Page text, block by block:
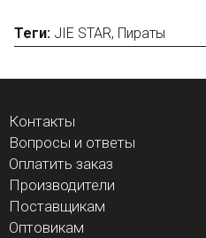
Теги: JIE STAR, Пираты
Контакты
Вопросы и ответы
Оплатить заказ
Производители
Поставщикам
Оптовикам